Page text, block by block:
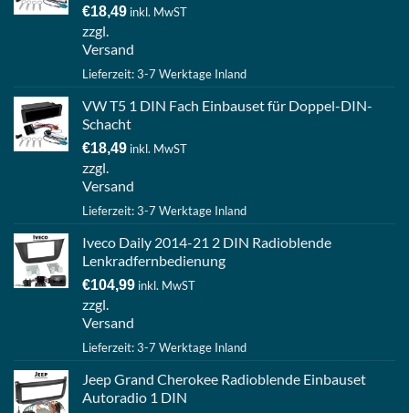
€18,49 inkl. MwST
zzgl.
Versand
Lieferzeit: 3-7 Werktage Inland
VW T5 1 DIN Fach Einbauset für Doppel-DIN-
Schacht
€18,49 inkl. MwST
zzgl.
Versand
Lieferzeit: 3-7 Werktage Inland
Iveco Daily 2014-21 2 DIN Radioblende
Lenkradfernbedienung
€104,99 inkl. MwST
zzgl.
Versand
Lieferzeit: 3-7 Werktage Inland
Jeep Grand Cherokee Radioblende Einbauset
Autoradio 1 DIN